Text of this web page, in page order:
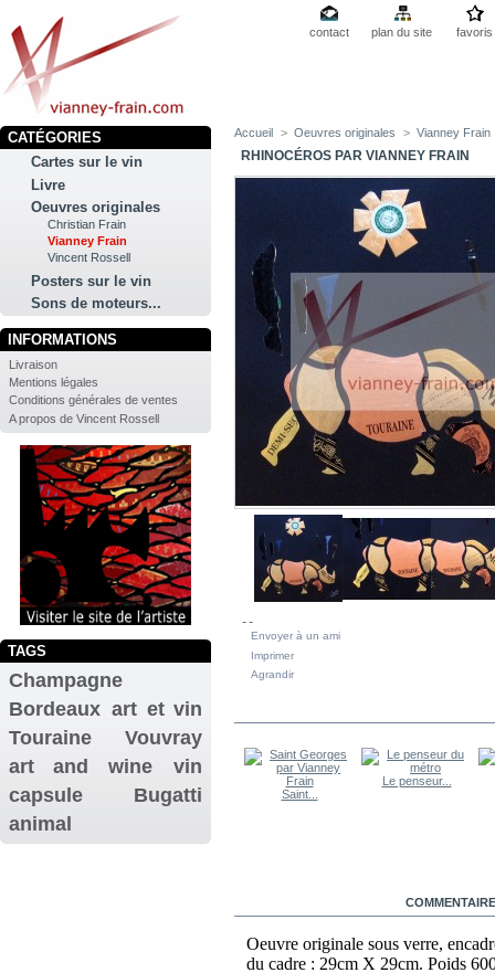
contact plan du site favoris
CATÉGORIES
Cartes sur le vin
Livre
Oeuvres originales
Christian Frain
Vianney Frain
Vincent Rossell
Posters sur le vin
Sons de moteurs...
INFORMATIONS
Livraison
Mentions légales
Conditions générales de ventes
A propos de Vincent Rossell
TAGS
Champagne
Bordeaux art et vin
Touraine
Vouvray
art and wine
vin
capsule
Bugatti
animal
Accueil > Oeuvres originales > Vianney Frain
RHINOCÉROS PAR VIANNEY FRAIN
Envoyer à un ami
Imprimer
Agrandir
Grappe de...
Saint...
Le penseur...
Oeuvre originale sous verre,
du cadre : 29cm X 29cm. Poids